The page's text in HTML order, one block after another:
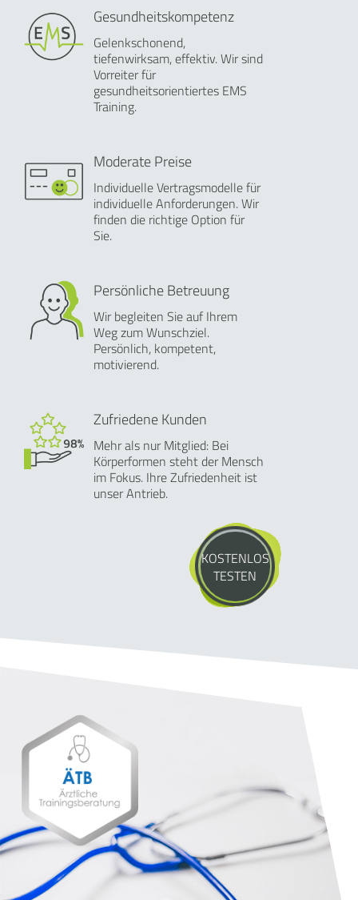
Gesundheitskompetenz
Gelenkschonend,
tiefenwirksam, effektiv. Wir sind
Vorreiter für
gesundheitsorientiertes EMS
Training.
Moderate Preise
Individuelle Vertragsmodelle für
individuelle Anforderungen. Wir
finden die richtige Option für
Sie.
Persönliche Betreuung
Wir begleiten Sie auf Ihrem
Weg zum Wunschziel.
Persönlich, kompetent,
motivierend.
Zufriedene Kunden
Mehr als nur Mitglied: Bei
Körperformen steht der Mensch
im Fokus. Ihre Zufriedenheit ist
unser Antrieb.
KOSTENLOS
TESTEN